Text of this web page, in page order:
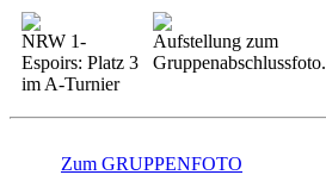
NRW 1-
Espoirs: Platz 3
im A-Turnier
Aufstellung zum
Gruppenabschlussfoto.
Zum GRUPPENFOTO